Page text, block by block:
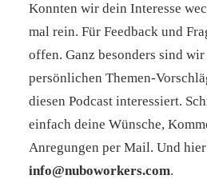
Konnten wir dein Interesse
mal rein. Für Feedback und
offen. Ganz besonders sind
persönlichen Themen-
diesen Podcast interessiert.
einfach deine Wünsche,
Anregungen per Mail. Und
info@nuboworkers.com.